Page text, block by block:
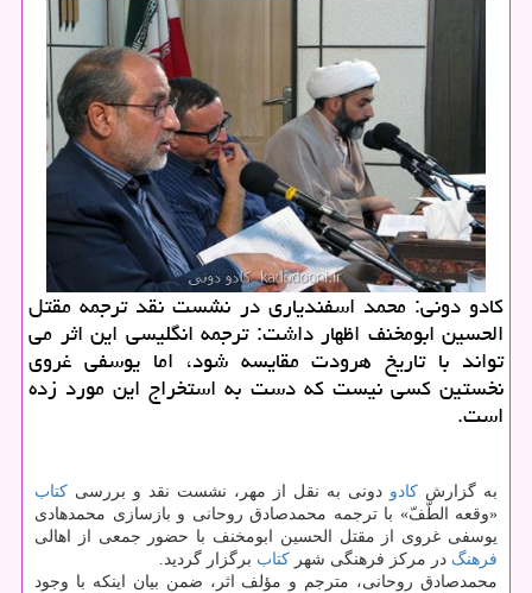
كادو دونی: محمد اسفندیاری در نشست نقد ترجمه مقتل
الحسین ابومخنف اظهار داشت: ترجمه انگلیسی این اثر می
تواند با تاریخ هرودت مقایسه شود، اما یوسفی غروی
نخستین كسی نیست كه دست به استخراج این مورد زده
است.
به گزارش كادو دونی به نقل از مهر، نشست نقد و بررسی كتاب
«وقعه الطّفّ» با ترجمه محمدصادق روحانی و بازسازی محمدهادی
یوسفی غروی از مقتل الحسین ابومخنف با حضور جمعی از اهالی
فرهنگ در مركز فرهنگی شهر كتاب برگزار گردید.
محمدصادق روحانی، مترجم و مؤلف اثر، ضمن بیان اینكه با وجود